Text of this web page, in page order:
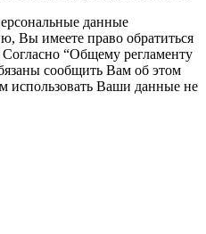
данные
Вы имеете право обратиться
“Общему регламенту
сообщить Вам об этом
использовать Ваши данные не